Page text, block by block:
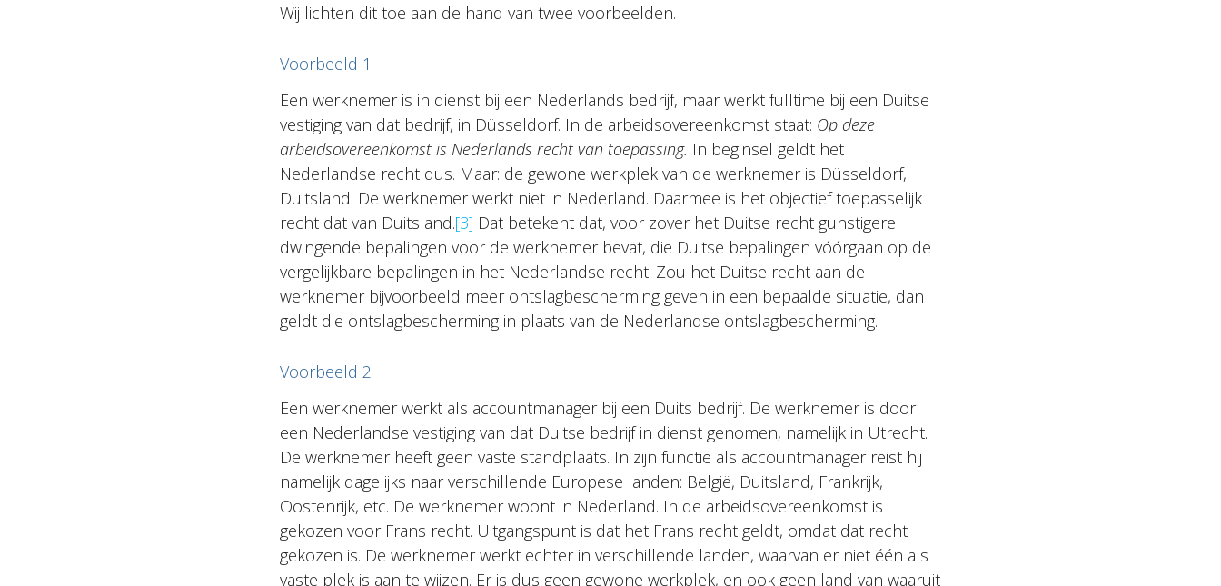
Wij lichten dit toe aan de hand van twee voorbeelden.
Voorbeeld 1
Een werknemer is in dienst bij een Nederlands bedrijf, maar werkt fulltime bij een Duitse
vestiging van dat bedrijf, in Düsseldorf. In de arbeidsovereenkomst staat: Op deze
arbeidsovereenkomst is Nederlands recht van toepassing. In beginsel geldt het
Nederlandse recht dus. Maar: de gewone werkplek van de werknemer is Düsseldorf,
Duitsland. De werknemer werkt niet in Nederland. Daarmee is het objectief toepasselijk
recht dat van Duitsland.[3] Dat betekent dat, voor zover het Duitse recht gunstigere
dwingende bepalingen voor de werknemer bevat, die Duitse bepalingen vóórgaan op de
vergelijkbare bepalingen in het Nederlandse recht. Zou het Duitse recht aan de
werknemer bijvoorbeeld meer ontslagbescherming geven in een bepaalde situatie, dan
geldt die ontslagbescherming in plaats van de Nederlandse ontslagbescherming.
Voorbeeld 2
Een werknemer werkt als accountmanager bij een Duits bedrijf. De werknemer is door
een Nederlandse vestiging van dat Duitse bedrijf in dienst genomen, namelijk in Utrecht.
De werknemer heeft geen vaste standplaats. In zijn functie als accountmanager reist hij
namelijk dagelijks naar verschillende Europese landen: België, Duitsland, Frankrijk,
Oostenrijk, etc. De werknemer woont in Nederland. In de arbeidsovereenkomst is
gekozen voor Frans recht. Uitgangspunt is dat het Frans recht geldt, omdat dat recht
gekozen is. De werknemer werkt echter in verschillende landen, waarvan er niet één als
vaste plek is aan te wijzen. Er is dus geen gewone werkplek, en ook geen land van waaruit